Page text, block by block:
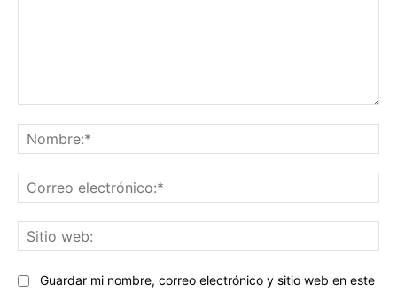
Guardar mi nombre, correo electrónico y sitio web en este